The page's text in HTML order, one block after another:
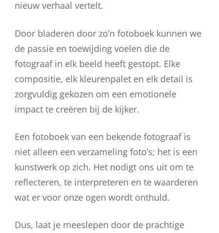
nieuw verhaal vertelt.
Door bladeren door zo’n fotoboek kunnen we
de passie en toewijding voelen die de
fotograaf in elk beeld heeft gestopt. Elke
compositie, elk kleurenpalet en elk detail is
zorgvuldig gekozen om een emotionele
impact te creëren bij de kijker.
Een fotoboek van een bekende fotograaf is
niet alleen een verzameling foto’s; het is een
kunstwerk op zich. Het nodigt ons uit om te
reflecteren, te interpreteren en te waarderen
wat er voor onze ogen wordt onthuld.
Dus, laat je meeslepen door de prachtige